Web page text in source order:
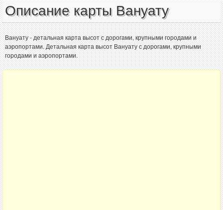
Описание карты Вануату
Вануату - детальная карта высот с дорогами, крупными городами и
аэропортами. Детальная карта высот Вануату с дорогами, крупными
городами и аэропортами.